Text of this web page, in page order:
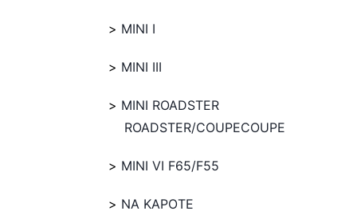
MINI I
MINI III
MINI ROADSTER
ROADSTER/COUPECOUPE
MINI VI F65/F55
NA KAPOTE